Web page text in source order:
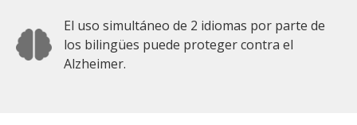
El uso simultáneo de 2 idiomas por parte de
los bilingües puede proteger contra el
Alzheimer.